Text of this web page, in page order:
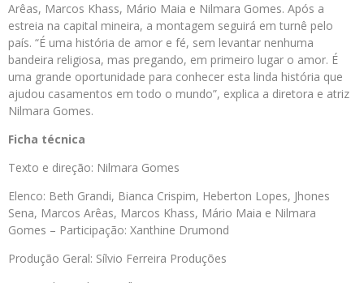
Arêas, Marcos Khass, Mário Maia e Nilmara Gomes. Após a
estreia na capital mineira, a montagem seguirá em turnê pelo
país. “É uma história de amor e fé, sem levantar nenhuma
bandeira religiosa, mas pregando, em primeiro lugar o amor. É
uma grande oportunidade para conhecer esta linda história que
ajudou casamentos em todo o mundo”, explica a diretora e atriz
Nilmara Gomes.
Ficha técnica
Texto e direção: Nilmara Gomes
Elenco: Beth Grandi, Bianca Crispim, Heberton Lopes, Jhones
Sena, Marcos Arêas, Marcos Khass, Mário Maia e Nilmara
Gomes – Participação: Xanthine Drumond
Produção Geral: Sílvio Ferreira Produções